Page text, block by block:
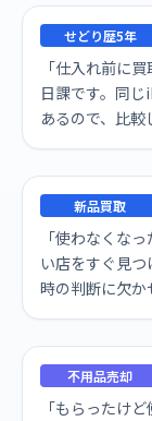
せどり歴5年
「仕入れ前に
日課です。同
あるので、比較
新品買取
「使わなくな
い店をすぐ見
時の判断に欠か
不用品売却
「もらったけ